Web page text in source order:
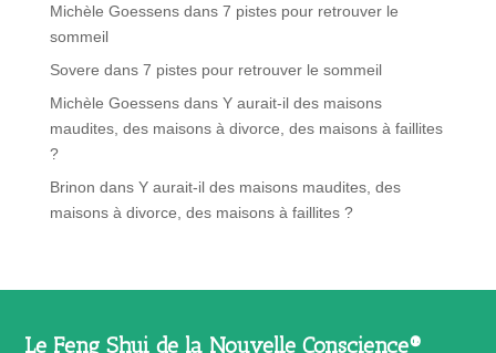
Michèle Goessensdans 7 pistes pour retrouver le
sommeil
Sovere dans 7 pistes pour retrouver le sommeil
Michèle Goessensdans Y aurait-il des maisons
maudites, des maisons à divorce, des maisons à faillites
?
Brinon dans Y aurait-il des maisons maudites, des
maisons à divorce, des maisons à faillites ?
Le Feng Shui de la Nouvelle Conscience®